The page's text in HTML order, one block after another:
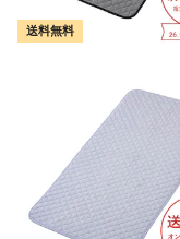
送料無料